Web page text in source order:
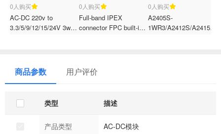
0人购买
AC-DC 220v to
3.3/5/9/12/15/24V 3w
0人购买
Full-band IPEX
connector FPC built-in
0人购买
A2405S-
1WR3/A2412S/A2415S/
商品参数 用户评价
类型 描述
产品类型 AC-DC模块